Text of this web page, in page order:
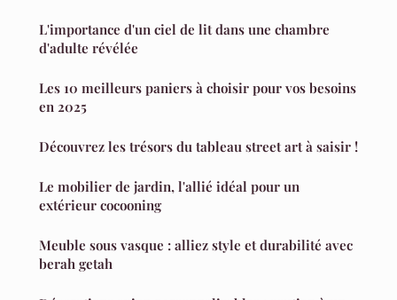
L'importance d'un ciel de lit dans une chambre
d'adulte révélée
Les 10 meilleurs paniers à choisir pour vos besoins
en 2025
Découvrez les trésors du tableau street art à saisir !
Le mobilier de jardin, l'allié idéal pour un
extérieur cocooning
Meuble sous vasque : alliez style et durabilité avec
berah getah